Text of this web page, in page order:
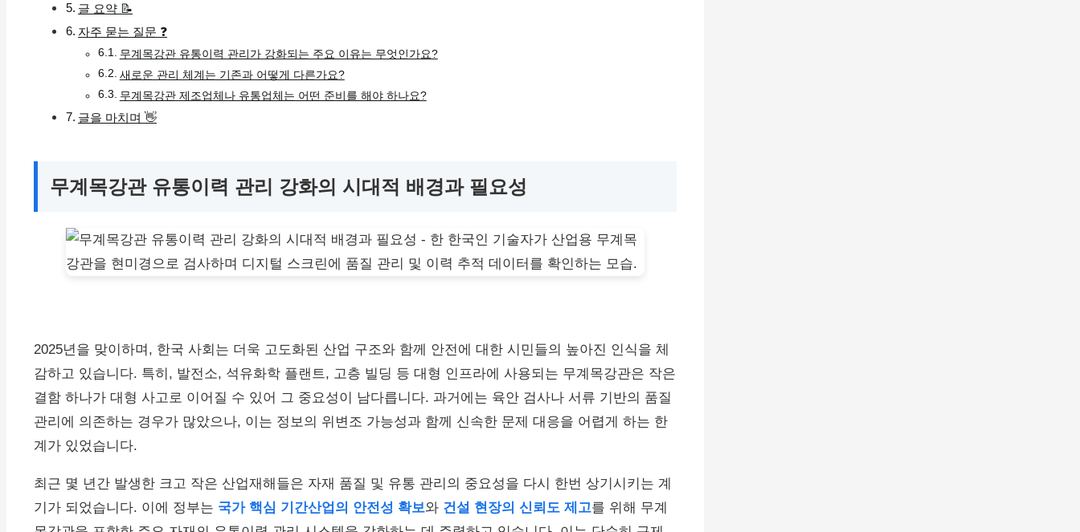
글 요약 📝
자주 묻는 질문 ❓
무계목강관 유통이력 관리가 강화되는 주요 이유는 무엇인가요?
새로운 관리 체계는 기존과 어떻게 다른가요?
무계목강관 제조업체나 유통업체는 어떤 준비를 해야 하나요?
글을 마치며 👋
무계목강관 유통이력 관리 강화의 시대적 배경과 필요성
2025년을 맞이하며, 한국 사회는 더욱 고도화된 산업 구조와 함께 안전에 대한 시민들의 높아진 인식을 체
감하고 있습니다. 특히, 발전소, 석유화학 플랜트, 고층 빌딩 등 대형 인프라에 사용되는 무계목강관은 작은
결함 하나가 대형 사고로 이어질 수 있어 그 중요성이 남다릅니다. 과거에는 육안 검사나 서류 기반의 품질
관리에 의존하는 경우가 많았으나, 이는 정보의 위변조 가능성과 함께 신속한 문제 대응을 어렵게 하는 한
계가 있었습니다.
최근 몇 년간 발생한 크고 작은 산업재해들은 자재 품질 및 유통 관리의 중요성을 다시 한번 상기시키는 계
기가 되었습니다. 이에 정부는 국가 핵심 기간산업의 안전성 확보와 건설 현장의 신뢰도 제고를 위해 무계